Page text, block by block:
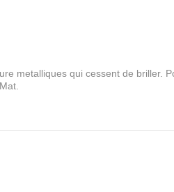
metalliques qui cessent de briller.